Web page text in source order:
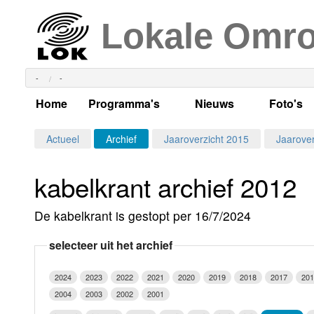
Lokale
- -
Home Programma's
Alle dagen
Per dag
Maandag
Luister LOK Live
Nieuws
Actueel Lokaal
Kabelkrant
Foto's
Actueel Archief Jaaroverzicht 2015
kabelkrant archief 2012
De kabelkrant is gestopt per 16/7/2024
selecteer uit het archief
2024 2023 2022 2021 2020 2019 2018 2017
2004
2003 2002
2001